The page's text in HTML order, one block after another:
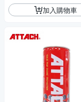
加入購物車